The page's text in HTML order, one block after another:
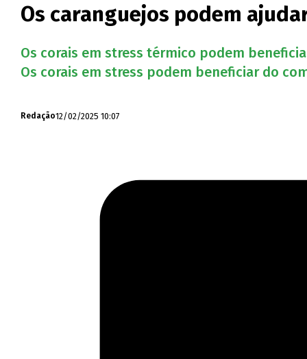
Os caranguejos podem
Os corais em stress térmico podem
Os corais em stress podem beneficiar do
Redação12/02/2025 10:07